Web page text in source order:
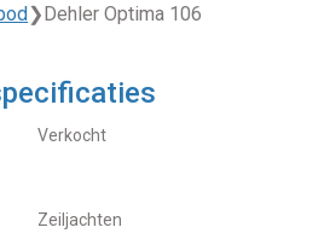
❯Dehler Optima 106
Verkocht
Zeiljachten